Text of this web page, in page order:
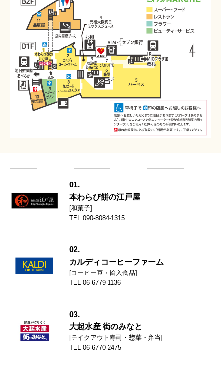
01.
本わらび餅の江戸屋
[和菓子]
TEL 090-8084-1315
02.
カルディコーヒーファーム
[コーヒー豆・輸入食品]
TEL 06-6779-1136
03.
大起水産 街のみなと
[テイクアウト寿司・惣菜・弁当]
TEL 06-6770-2475